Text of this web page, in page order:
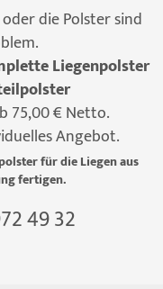
die Polster sind
Liegenpolster
75,00 € Netto.
Angebot.
für die Liegen aus
fertigen.
49 32